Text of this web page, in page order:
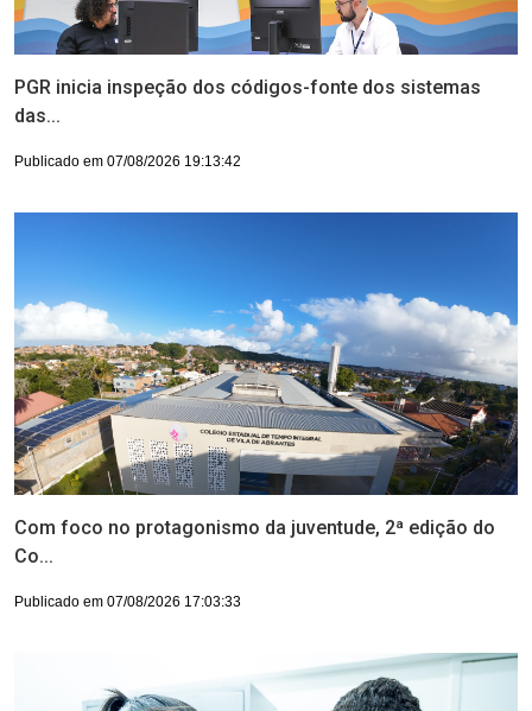
PGR inicia inspeção dos códigos-fonte dos sistemas
das...
Publicado em 07/08/2026 19:13:42
Com foco no protagonismo da juventude, 2ª edição do
Co...
Publicado em 07/08/2026 17:03:33